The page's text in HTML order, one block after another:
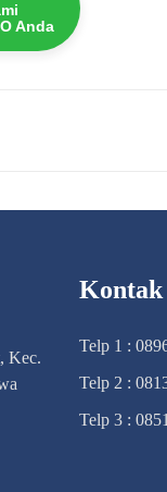
Anda
Kec.
Telp 1 :
Telp 2 :
Telp 3 :